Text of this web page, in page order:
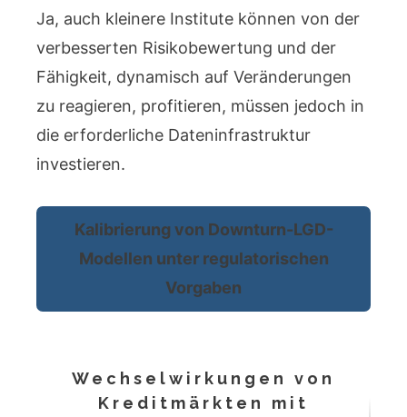
Ja, auch kleinere Institute können von der
verbesserten Risikobewertung und der
Fähigkeit, dynamisch auf Veränderungen
zu reagieren, profitieren, müssen jedoch in
die erforderliche Dateninfrastruktur
investieren.
Kalibrierung von Downturn-LGD-
Modellen unter regulatorischen
Vorgaben
Wechselwirkungen von
Kreditmärkten mit